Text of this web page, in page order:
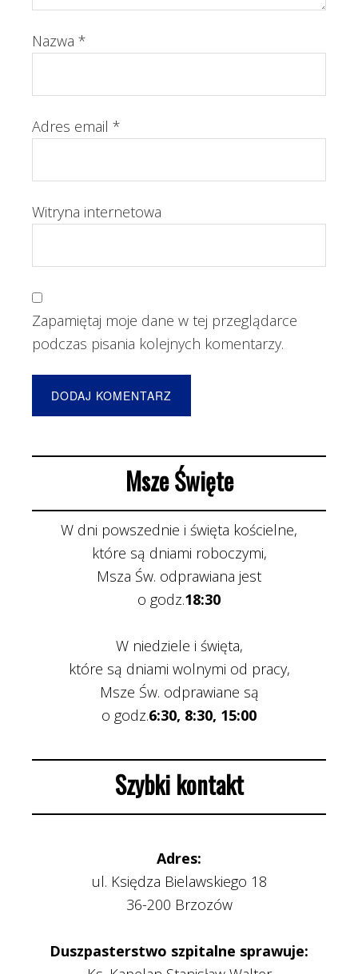
Nazwa *
Adres email *
Witryna internetowa
Zapamiętaj moje dane w tej przeglądarce
podczas pisania kolejnych komentarzy.
Msze Święte
W dni powszednie i święta kościelne,
które są dniami roboczymi,
Msza Św. odprawiana jest
o godz.18:30
W niedziele i święta,
które są dniami wolnymi od pracy,
Msze Św. odprawiane są
o godz.6:30, 8:30, 15:00
Szybki kontakt
Adres:
ul. Księdza Bielawskiego 18
36-200 Brzozów
Duszpasterstwo szpitalne sprawuje: